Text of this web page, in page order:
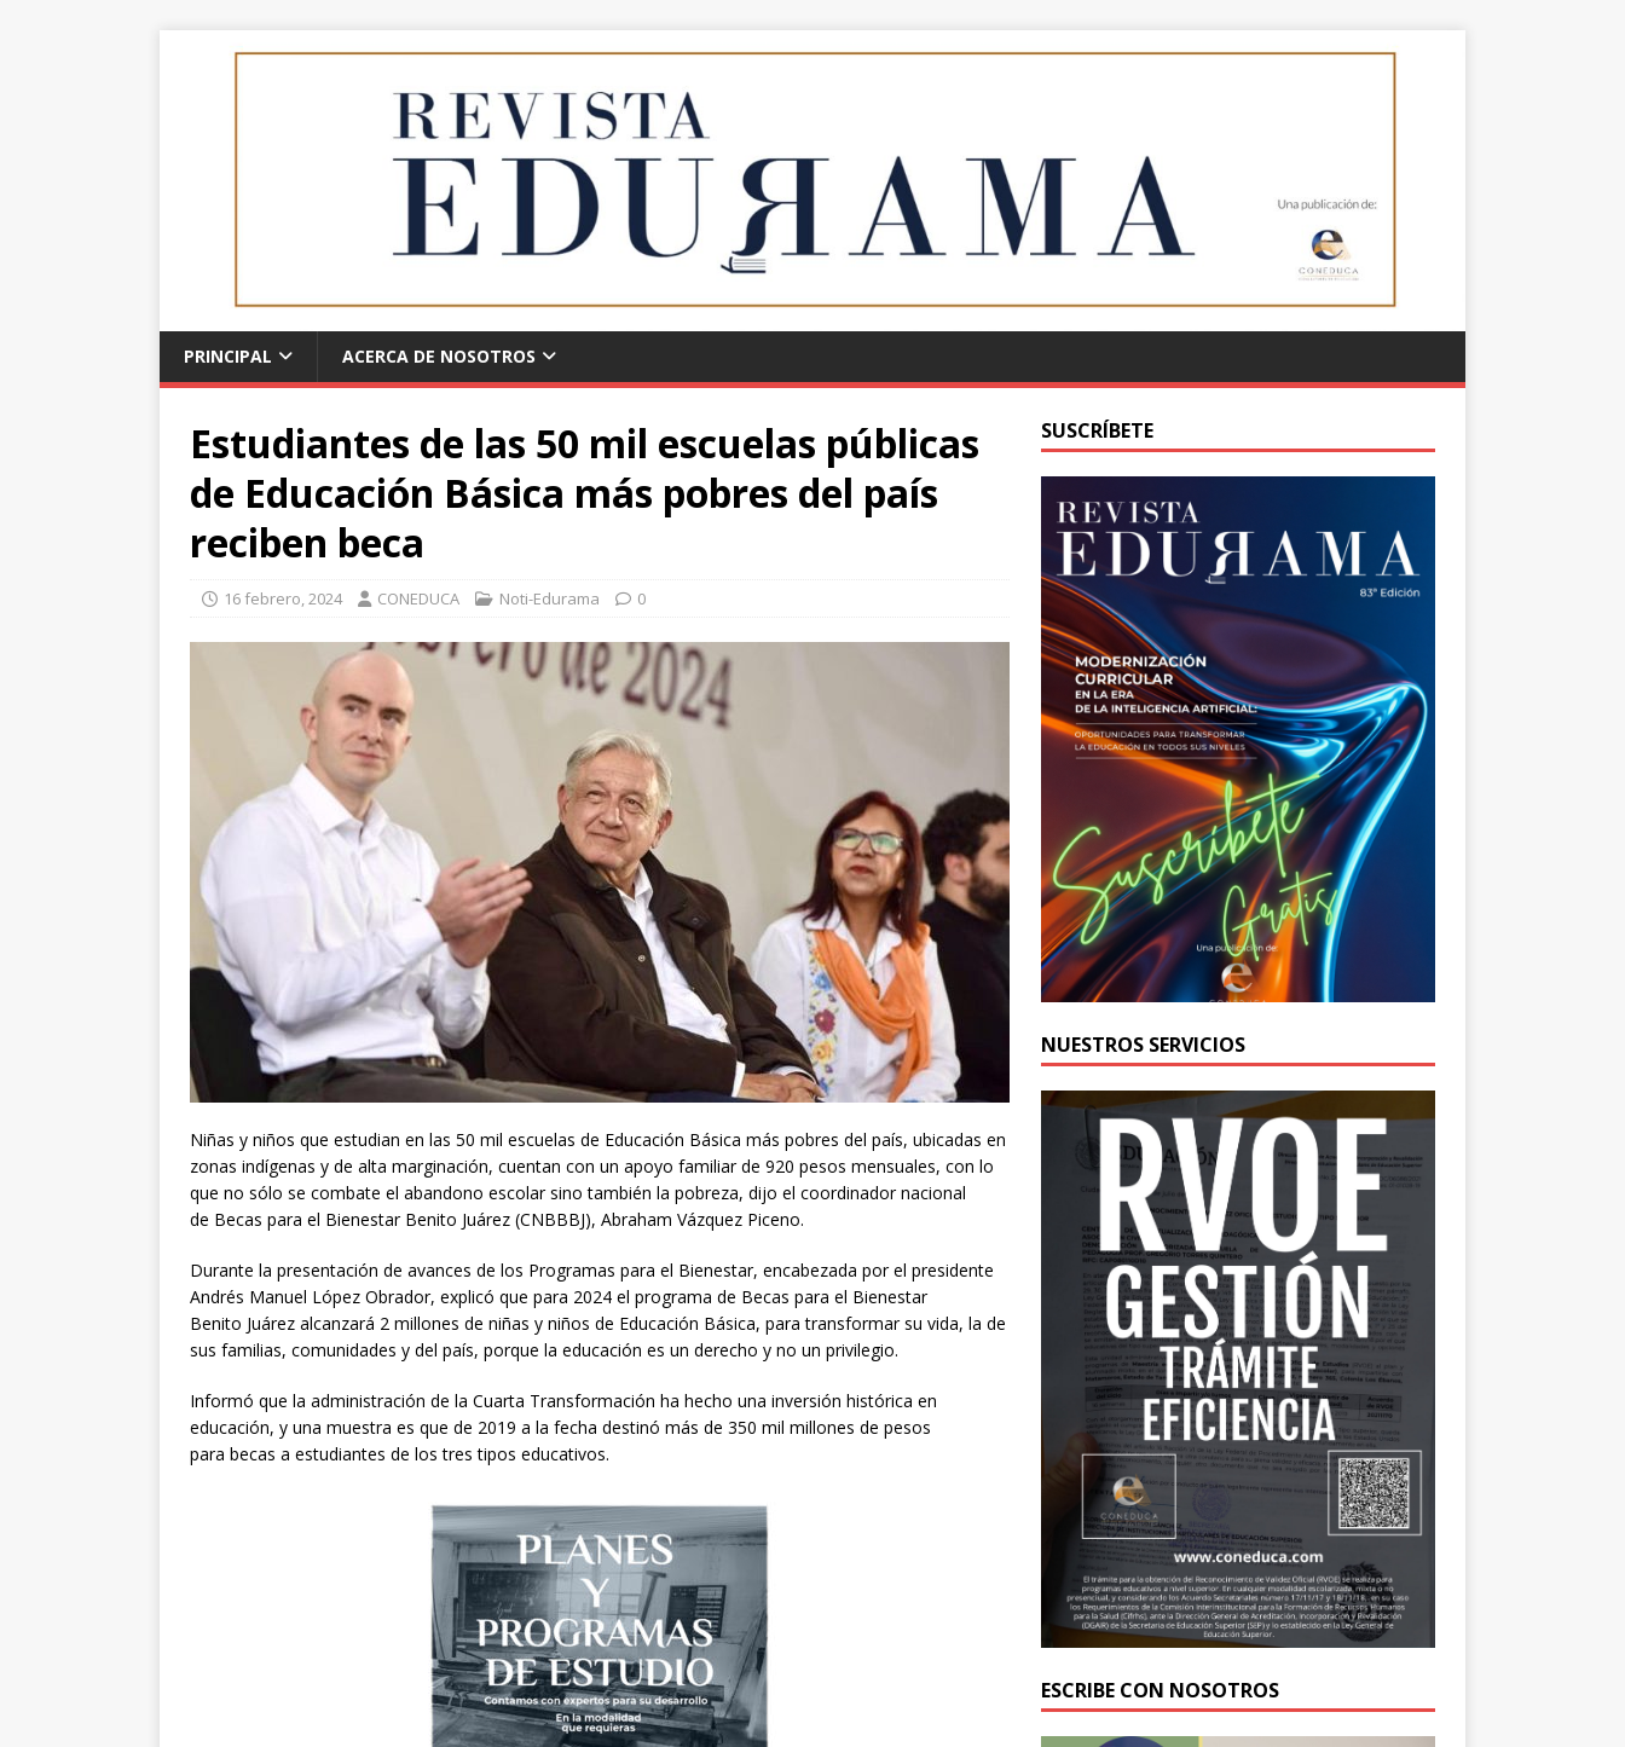
PRINCIPAL ACERCA DE NOSOTROS
Estudiantes de las 50 mil escuelas públicas
de Educación Básica más pobres del país
reciben beca
16 febrero, 2024 CONEDUCA Noti-Edurama 0
Niñas y niños que estudian en las 50 mil escuelas de Educación Básica más pobres del país, ubicadas en
zonas indígenas y de alta marginación, cuentan con un apoyo familiar de 920 pesos mensuales, con lo
que no sólo se combate el abandono escolar sino también la pobreza, dijo el coordinador nacional
de Becas para el Bienestar Benito Juárez (CNBBBJ), Abraham Vázquez Piceno.
Durante la presentación de avances de los Programas para el Bienestar, encabezada por el presidente
Andrés Manuel López Obrador, explicó que para 2024 el programa de Becas para el Bienestar
Benito Juárez alcanzará 2 millones de niñas y niños de Educación Básica, para transformar su vida, la de
sus familias, comunidades y del país, porque la educación es un derecho y no un privilegio.
Informó que la administración de la Cuarta Transformación ha hecho una inversión histórica en
educación, y una muestra es que de 2019 a la fecha destinó más de 350 mil millones de pesos
para becas a estudiantes de los tres tipos educativos.
SUSCRÍBETE
NUESTROS SERVICIOS
ESCRIBE CON NOSOTROS